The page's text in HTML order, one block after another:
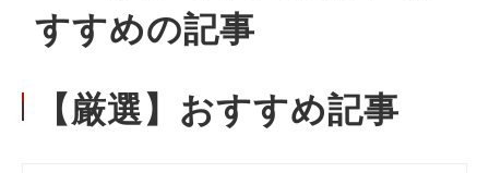
すすめの記事
【厳選】おすすめ記事